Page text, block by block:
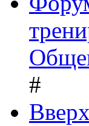
#
Вверх